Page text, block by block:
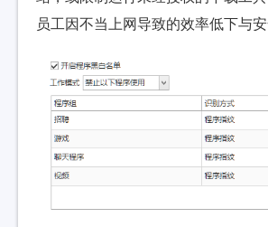
员工因不当上网导致的效率低下与安